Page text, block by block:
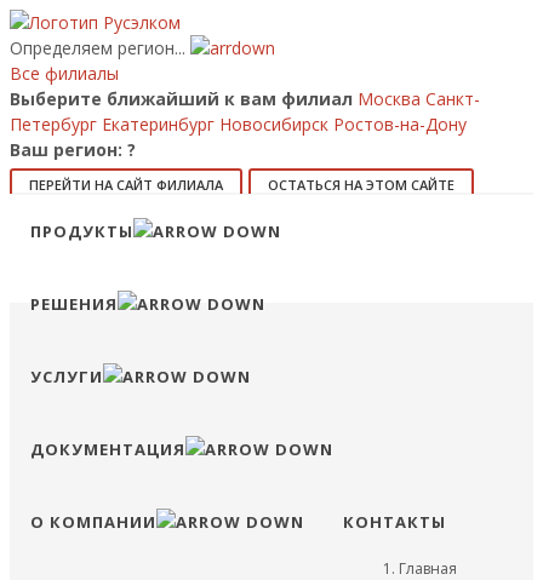
Определяем регион...
Все филиалы
Выберите ближайший к вам филиал Москва Санкт-
Петербург Екатеринбург Новосибирск Ростов-на-Дону
Ваш регион: ?
ПЕРЕЙТИ НА САЙТ ФИЛИАЛА ОСТАТЬСЯ НА ЭТОМ САЙТЕ
Сравнение
ПРОДУКТЫ
РЕШЕНИЯ
УСЛУГИ
ДОКУМЕНТАЦИЯ
О КОМПАНИИ КОНТАКТЫ
Главная